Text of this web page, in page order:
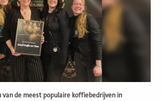
van de meest populaire koffiebedrijven in